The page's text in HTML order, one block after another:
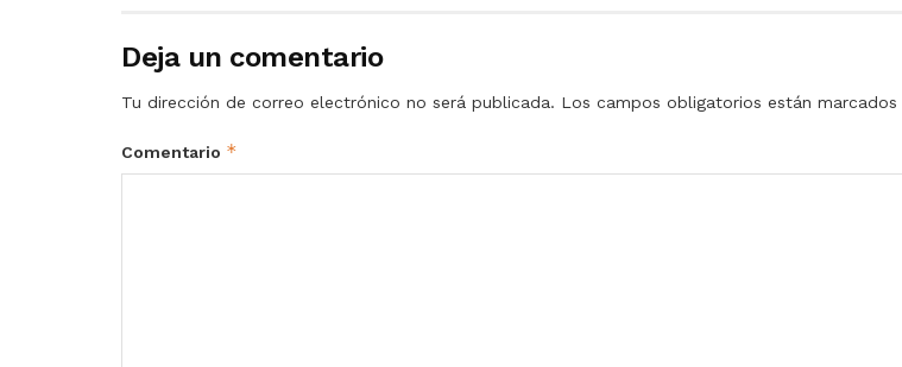
Deja un comentario
Tu dirección de correo electrónico no será publicada. Los campos obligatorios están marcados
Comentario *